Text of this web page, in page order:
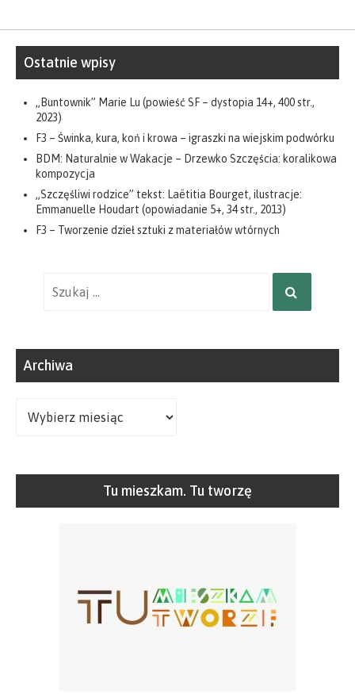
Ostatnie wpisy
„Buntownik” Marie Lu (powieść SF – dystopia 14+, 400 str.,
2023)
F3 – Świnka, kura, koń i krowa – igraszki na wiejskim podwórku
BDM: Naturalnie w Wakacje – Drzewko Szczęścia: koralikowa
kompozycja
„Szczęśliwi rodzice” tekst: Laëtitia Bourget, ilustracje:
Emmanuelle Houdart (opowiadanie 5+, 34 str., 2013)
F3 – Tworzenie dzieł sztuki z materiałów wtórnych
SZUKAJ
Archiwa
Tu mieszkam. Tu tworzę